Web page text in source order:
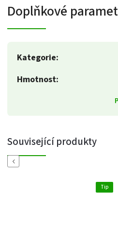
Doplňkové
Kategorie:
Hmotnost:
Související produkty
Previous
Tip